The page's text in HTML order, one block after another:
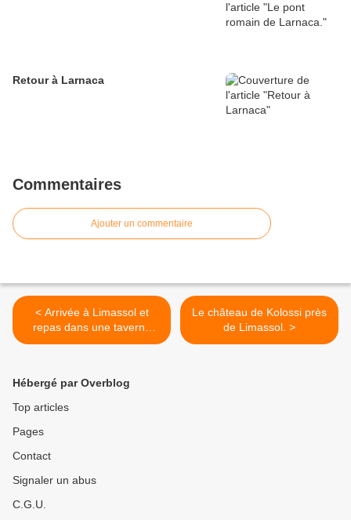
Retour à Larnaca
Commentaires
Ajouter un commentaire
< Arrivée à Limassol et
repas dans une taverne
grecque.
Le château de Kolossi près
de Limassol. >
Hébergé par Overblog
Top articles
Pages
Contact
Signaler un abus
C.G.U.